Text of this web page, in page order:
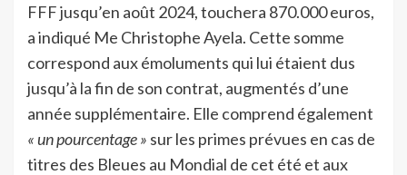
FFF jusqu’en août 2024, touchera 870.000 euros,
a indiqué Me Christophe Ayela. Cette somme
correspond aux émoluments qui lui étaient dus
jusqu’à la fin de son contrat, augmentés d’une
année supplémentaire. Elle comprend également
« un pourcentage » sur les primes prévues en cas de
titres des Bleues au Mondial de cet été et aux